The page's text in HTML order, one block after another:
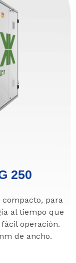
250
compacto, para
al tiempo que
operación.
de ancho.